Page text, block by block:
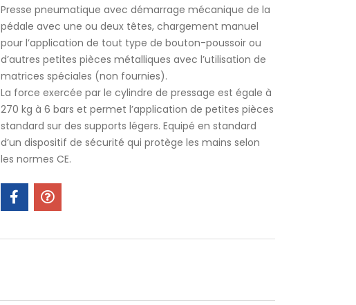
Presse pneumatique avec démarrage mécanique de la
pédale avec une ou deux têtes, chargement manuel
pour l’application de tout type de bouton-poussoir ou
d’autres petites pièces métalliques avec l’utilisation de
matrices spéciales (non fournies).
La force exercée par le cylindre de pressage est égale à
270 kg à 6 bars et permet l’application de petites pièces
standard sur des supports légers. Equipé en standard
d’un dispositif de sécurité qui protège les mains selon
les normes CE.